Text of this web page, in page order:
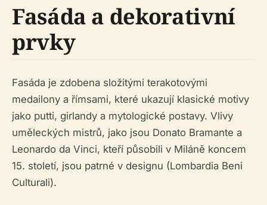
Fasáda a dekorativní
prvky
Fasáda je zdobena složitými terakotovými
medailony a římsami, které ukazují klasické motivy
jako putti, girlandy a mytologické postavy. Vlivy
uměleckých mistrů, jako jsou Donato Bramante a
Leonardo da Vinci, kteří působili v Miláně koncem
15. století, jsou patrné v designu (Lombardia Beni
Culturali).